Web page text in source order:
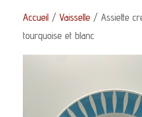
Accueil/ Vaisselle/ Assiette
tourquoise et blanc